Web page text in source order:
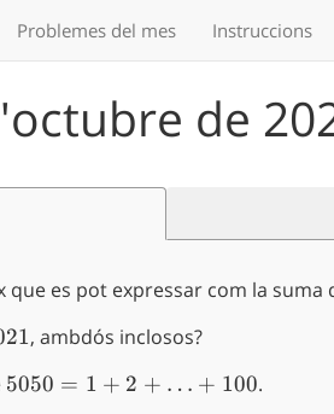
Problemes del mes Instruccions
de
que es pot expressar com la suma
, ambdós inclosos?
5050=1+2+\ldots+100
5050 = 1 + 2 + … + 100.